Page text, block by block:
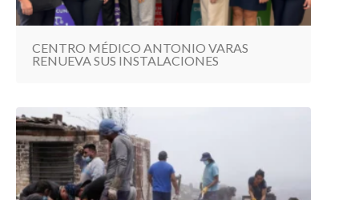
CENTRO MÉDICO ANTONIO VARAS
RENUEVA SUS INSTALACIONES